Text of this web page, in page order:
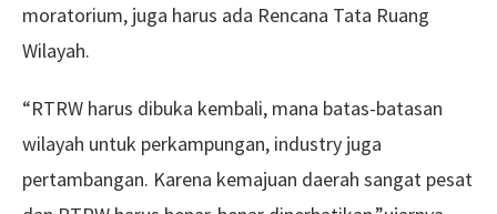
moratorium, juga harus ada Rencana Tata Ruang
Wilayah.
“RTRW harus dibuka kembali, mana batas-batasan
wilayah untuk perkampungan, industry juga
pertambangan. Karena kemajuan daerah sangat pesat